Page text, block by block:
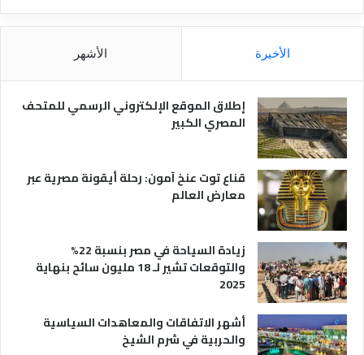
ا
ل
ر
ة
ق
و
الأخيرة الأشهر
إطلاق الموقع الإلكتروني الرسمي للمتحف
المصري الكبير
قناع توت عنخ آمون: رحلة أيقونة مصرية عبر
معارض العالم
زيادة السياحة في مصر بنسبة 22%
والتوقعات تشير لـ 18 مليون سائح بنهاية
2025
أشهر الاتفاقات والمعاهدات السياسية
والحربية في شرم الشيخ